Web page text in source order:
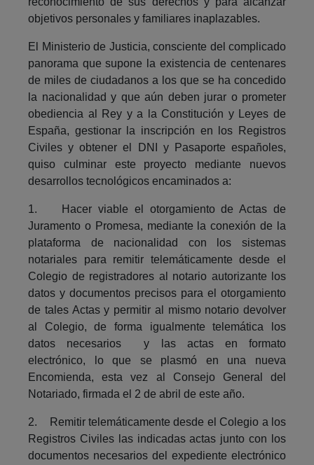
objetivos personales y familiares inaplazables.
El Ministerio de Justicia, consciente del complicado
panorama que supone la existencia de centenares
de miles de ciudadanos a los que se ha concedido
la nacionalidad y que aún deben jurar o prometer
obediencia al Rey y a la Constitución y Leyes de
España, gestionar la inscripción en los Registros
Civiles y obtener el DNI y Pasaporte españoles,
quiso culminar este proyecto mediante nuevos
desarrollos tecnológicos encaminados a:
1. Hacer viable el otorgamiento de Actas de
Juramento o Promesa, mediante la conexión de la
plataforma de nacionalidad con los sistemas
notariales para remitir telemáticamente desde el
Colegio de registradores al notario autorizante los
datos y documentos precisos para el otorgamiento
de tales Actas y permitir al mismo notario devolver
al Colegio, de forma igualmente telemática los
datos necesarios y las actas en formato
electrónico, lo que se plasmó en una nueva
Encomienda, esta vez al Consejo General del
Notariado, firmada el 2 de abril de este año.
2. Remitir telemáticamente desde el Colegio a los
Registros Civiles las indicadas actas junto con los
documentos necesarios del expediente electrónico